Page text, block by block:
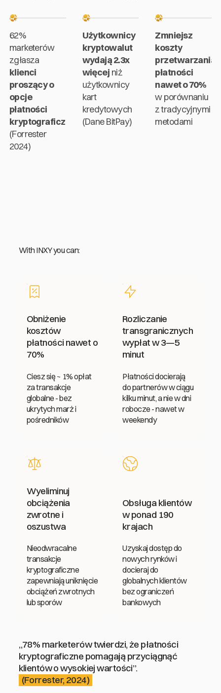
62%
marketerów
zgłasza
klienci
proszący o
opcje
płatności
kryptograficznych
(Forrester
2024)
Użytkownicy
kryptowalut
wydają 2.3x
więcej niż
użytkownicy
kart
kredytowych
(Dane BitPay)
Zmniejsz
koszty
przetwarzania
płatności
nawet o 70%
w porównaniu
z tradycyjnymi
metodami
With INXY you can:
Obniżenie
kosztów
płatności nawet o
70%
Ciesz się ~ 1% opłat
za transakcje
globalne - bez
ukrytych marż i
pośredników
Rozliczanie
transgranicznych
wypłat w 3—5
minut
Płatności docierają
do partnerów w ciągu
kilku minut, a nie w dni
robocze - nawet w
weekendy
Wyeliminuj
obciążenia
zwrotne i
oszustwa
Nieodwracalne
transakcje
kryptograficzne
zapewniają uniknięcie
obciążeń zwrotnych
lub sporów
Obsługa klientów
w ponad 190
krajach
Uzyskaj dostęp do
nowych rynków i
docieraj do
globalnych klientów
bez ograniczeń
bankowych
„78% marketerów twierdzi, że płatności
kryptograficzne pomagają przyciągnąć
klientów o wysokiej wartości”.
(Forrester, 2024)